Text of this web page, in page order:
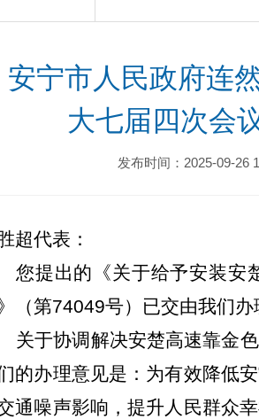
安宁市人民政府连
大七届四次会
发布时间：2025-09-26
超代表 ：
您提出的《关于给予安装安
（第74049号）已交由我们办
关于协调解决安楚高速靠金
的办理意见是 ： 为有效降低
通噪声影响，提升人民群众